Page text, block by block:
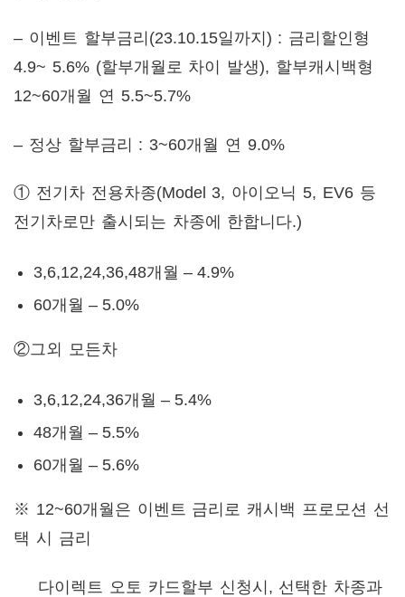
– 이벤트 할부금리(23.10.15일까지) : 금리할인형
4.9~ 5.6% (할부개월로 차이 발생), 할부캐시백형
12~60개월 연 5.5~5.7%
– 정상 할부금리 : 3~60개월 연 9.0%
① 전기차 전용차종(Model 3, 아이오닉 5, EV6 등
전기차로만 출시되는 차종에 한합니다.)
3,6,12,24,36,48개월 – 4.9%
60개월 – 5.0%
②그외 모든차
3,6,12,24,36개월 – 5.4%
48개월 – 5.5%
60개월 – 5.6%
※ 12~60개월은 이벤트 금리로 캐시백 프로모션 선
택 시 금리
다이렉트 오토 카드할부 신청시, 선택한 차종과